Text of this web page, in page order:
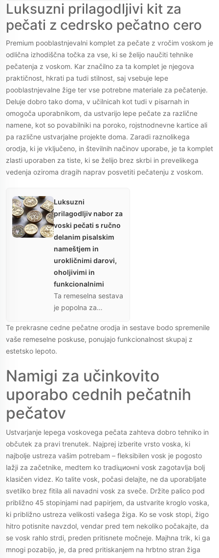
železnimi pečatnimi
glavami. Prilagodljive
oblike in velikosti vam
omogočajo
enostavno zamenjavo
oblik, idealno za
različne ustvarjalne
projekte.
Luksuzni prilagodljivi kit za
pečati z cedrsko pečatno cero
Premium pooblastnjevalni komplet za pečate z vročim voskom je
odlična izhodiščna točka za vse, ki se želijo naučiti tehnike
pečatenja z voskom. Kar značilno za ta komplet je njegova
praktičnost, hkrati pa tudi stilnost, saj vsebuje lepe
pooblastnjevalne žige ter vse potrebne materiale za pečatenje.
Deluje dobro tako doma, v učilnicah kot tudi v pisarnah in
omogoča uporabnikom, da ustvarijo lepe pečate za različne
namene, kot so povabilniki na poroko, rojstnodnevne kartice ali
pa različne ustvarjalne projekte doma. Zaradi raznolikega
orodja, ki je vključeno, in številnih načinov uporabe, je ta komplet
zlasti uporaben za tiste, ki se želijo brez skrbi in prevelikega
vedenja oziroma dragih naprav posvetiti pečatenju z voskom.
Luksuzni
prilagodljiv nabor za
voski pečati s ručno
delanim pisalskim
nameštjem in
urokličnimi darovi,
oholjivimi in
funkcionalnimi
Ta remeselna sestava
je popolna za
in lepše cedne
pečati, primerne za
različne kreativne
orodja, ki so
prilagojena za
enostavno uporabo,
idealne za tako
strokovnjake.
Te prekrasne cedne pečatne orodja in sestave bodo spremenile
vaše remeselne poskuse, ponujajo funkcionalnost skupaj z
estetsko lepoto.
Namigi za učinkovito
uporabo cednih pečatnih
pečatov
Ustvarjanje lepega voskovega pečata zahteva dobro tehniko in
občutek za pravi trenutek. Najprej izberite vrsto voska, ki
najbolje ustreza vašim potrebam – fleksibilen vosk je pogosto
lažji za začetnike, medtem ko tradiционni vosk zagotavlja bolj
klasičen videz. Ko talite vosk, počasi delajte, ne da uporabljate
svetilko brez fitila ali navadni vosk za sveče. Držite palico pod
približno 45 stopinjami nad papirjem, da ustvarite kroglo voska,
ki približno ustreza velikosti vašega žiga. Ko se vosk stopi, žigo
hitro potisnite navzdol, vendar pred tem nekoliko počakajte, da
se vosk rahlo strdi, preden pritisnete močneje. Majhna trik, ki ga
mnogi pozabijo, je, da pred pritiskanjem na hrbtno stran žiga